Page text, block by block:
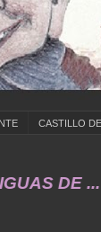
CASTILLO